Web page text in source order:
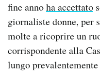
fine annoha accettato
giornaliste donne, per
molte a ricoprire un
corrispondente alla
lungo